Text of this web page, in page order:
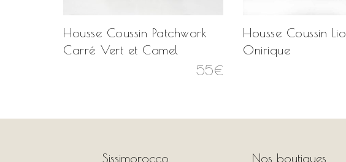
Housse Coussin Patchwork
Carré Vert et Camel
55€
Housse Coussin
Onirique
Sissimorocco Nos boutiques